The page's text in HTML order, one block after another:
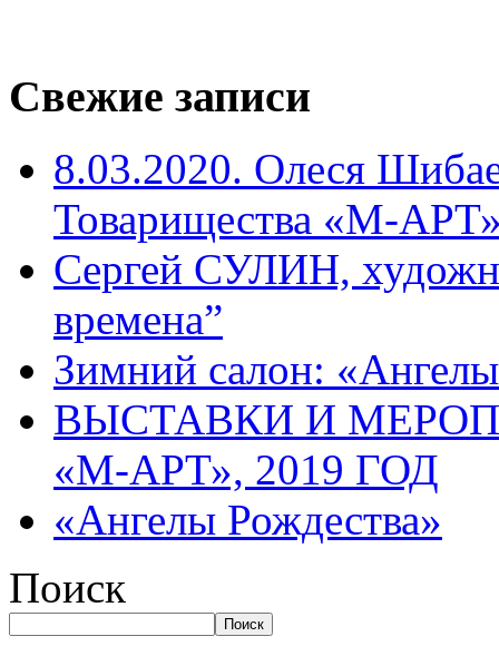
Свежие записи
8.03.2020. Олеся
Товарищества «М-
Сергей СУЛИН,
времена”
Зимний салон:
ВЫСТАВКИ И
«М-АРТ», 2019 ГОД
«Ангелы Рождества»
Поиск
Поиск